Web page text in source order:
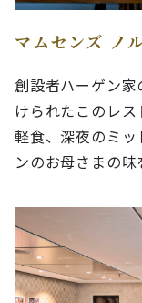
マムセンズ ノ
創設者ハーゲン
けられたこのレ
軽食、深夜のミ
ンのお母さまの味